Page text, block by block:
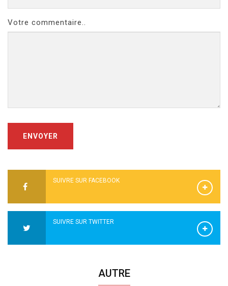
Votre commentaire..
ENVOYER
SUIVRE SUR FACEBOOK
SUIVRE SUR TWITTER
AUTRE